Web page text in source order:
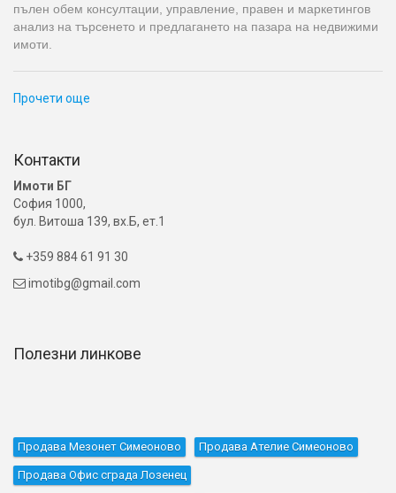
пълен обем консултации, управление, правен и маркетингов
анализ на търсенето и предлагането на пазара на недвижими
имоти.
Прочети още
Контакти
Имоти БГ
София 1000,
бул. Витоша 139, вх.Б, ет.1
 +359 884 61 91 30
 imotibg@gmail.com
Полезни линкове
Продава Мезонет Симеоново Продава Ателие Симеоново
Продава Офис сграда Лозенец